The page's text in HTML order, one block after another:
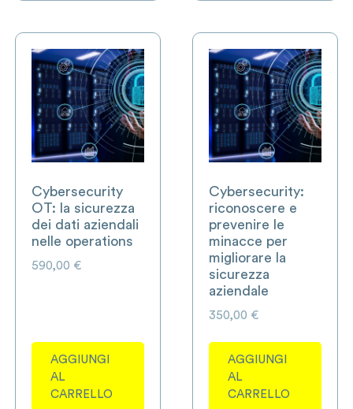
Cybersecurity
OT: la sicurezza
dei dati aziendali
nelle operations
590,00 €
AGGIUNGI
AL
CARRELLO
Cybersecurity:
riconoscere e
prevenire le
minacce per
migliorare la
sicurezza
aziendale
350,00 €
AGGIUNGI
AL
CARRELLO